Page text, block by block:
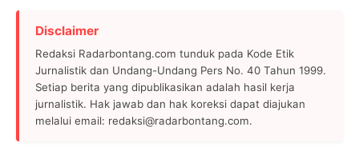
Disclaimer
Redaksi Radarbontang.com tunduk pada Kode Etik
Jurnalistik dan Undang-Undang Pers No. 40 Tahun 1999.
Setiap berita yang dipublikasikan adalah hasil kerja
jurnalistik. Hak jawab dan hak koreksi dapat diajukan
melalui email: redaksi@radarbontang.com.